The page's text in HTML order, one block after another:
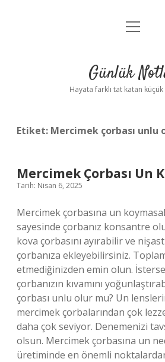
Anasayfa
Yasal Uyarı
menüyü
Günlük
Hayata farklı tat katan küçük
Etiket: Mercimek çorbası unlu
Mercimek Çorbası Un
Tarih: Nisan 6, 2025
Mercimek çorbasına un
sayesinde çorbanız konsantre
kova çorbasını ayırabilir ve
çorbanıza ekleyebilirsiniz.
etmediğinizden emin olun.
çorbanızın kıvamını
çorbası unlu olur mu? Un
mercimek çorbalarından çok
daha çok seviyor. Denemenizi
olsun. Mercimek çorbasına un
üretiminde en önemli